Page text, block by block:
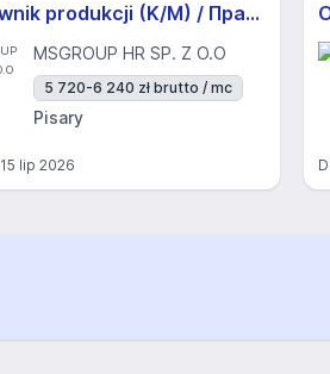
Pracownik produkcji (K/M) / Працівники продукції Huber-Suhner (K/M)
MSGROUP HR SP. Z O.O
5 720-6 240 zł brutto / mc
Pisary
15 lip 2026